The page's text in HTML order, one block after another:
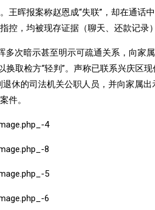
王晖报案称赵恩成“失联”，却在通话
控，均被现存证据（聊天、还款记录
多次暗示甚至明示可疏通关系，向家
换取检方“轻判”。声称已联系兴庆区
休的司法机关公职人员，并向家属
件。